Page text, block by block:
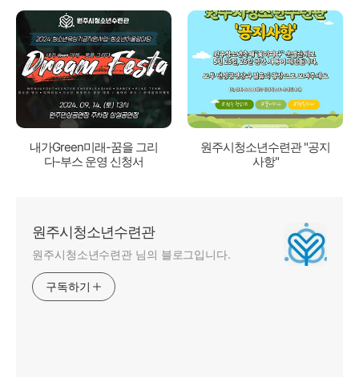
내가Green미래-꿈을 그리
다-부스 운영 신청서
원주시청소년수련관 "공지
사항"
원주시청소년수련관
원주시청소년수련관 님의 블로그입니다.
구독하기